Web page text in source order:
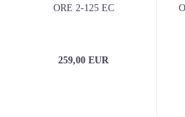
ORE 2-125 EC
259,00 EUR